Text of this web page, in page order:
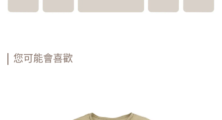
您可能會喜歡